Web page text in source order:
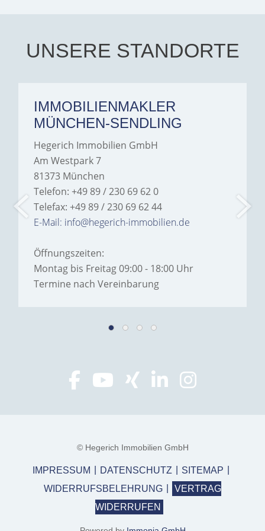
Hegerich Immobilien to
anyone looking for a home.
UNSERE STANDORTE
IMMOBILIENMAKLER
MÜNCHEN-SENDLING
Hegerich Immobilien GmbH
Am Westpark 7
81373 München
Telefon: +49 89 / 230 69 62 0
Telefax: +49 89 / 230 69 62 44
E-Mail: info@hegerich-immobilien.de
Öffnungszeiten:
Montag bis Freitag 09:00 - 18:00 Uhr
Termine nach Vereinbarung
© Hegerich Immobilien GmbH
IMPRESSUM DATENSCHUTZ
SITEMAP
WIDERRUFSBELEHRUNG
VERTRAG
WIDERRUFEN